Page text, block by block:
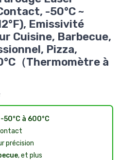
-50°C ~
Emissivité
Cuisine, Barbecue,
Pizza,
（Thermomètre à
-50°C à 600°C
précision
, et plus